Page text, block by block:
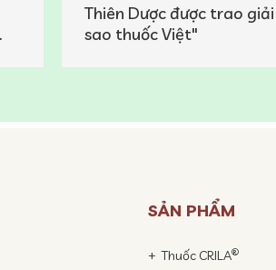
Thiên Dược được trao
sao thuốc Việt"
SẢN PHẨM
Thuốc CRILA®